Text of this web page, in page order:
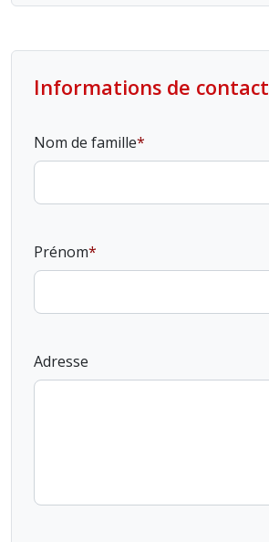
Informations de contact
Nom de famille
Prénom
Adresse